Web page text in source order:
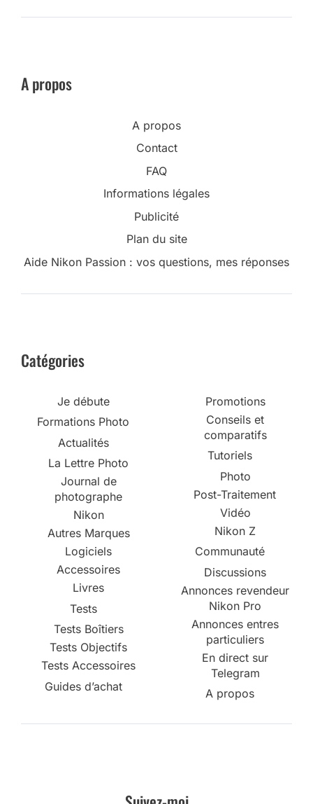
A propos
A propos
Contact
FAQ
Informations légales
Publicité
Plan du site
Aide Nikon Passion : vos questions, mes réponses
Catégories
Je débute
Formations Photo
Actualités
La Lettre Photo
Journal de
photographe
Nikon
Autres Marques
Logiciels
Accessoires
Livres
Tests
Tests Boîtiers
Tests Objectifs
Tests Accessoires
Guides d’achat
Promotions
Conseils et
comparatifs
Tutoriels
Photo
Post-Traitement
Vidéo
Nikon Z
Communauté
Discussions
Annonces revendeur
Nikon Pro
Annonces entres
particuliers
En direct sur
Telegram
A propos